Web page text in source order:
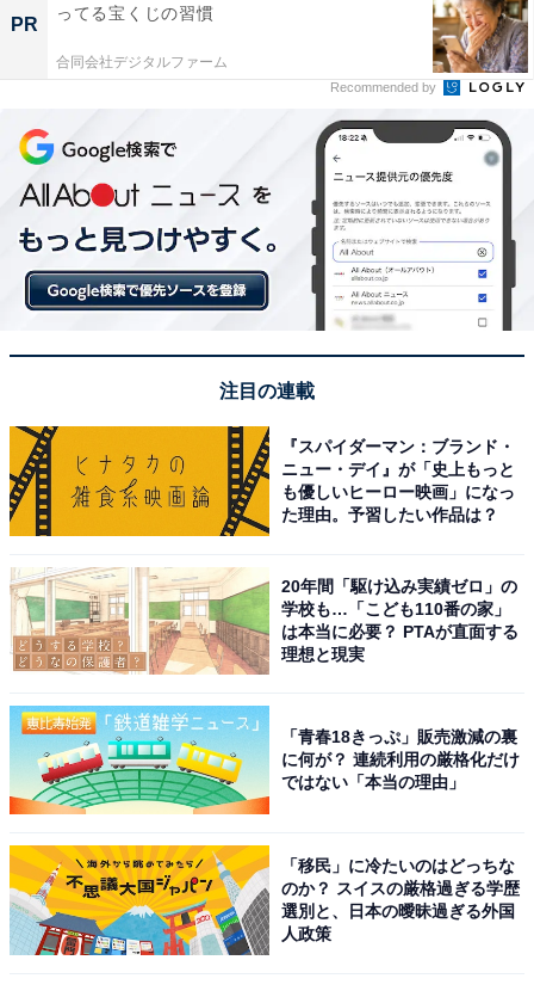
テイクアウトの場合は、モンスターボールの模様が描か
れた特製容器と袋で商品を提供。店内飲食と同じくフィ
ギュアもランダムで付きます。以下3種類のラインナッ
プです。
・「ポケ盛牛丼セット」 生野菜サラダ、フィギュア付
き 540円（税込）
・「ポケ盛キッズ牛丼セット」 ジュース、フィギュア
付き 486円（税込）
ア付き 486円（税込）
PR
ってる宝くじの習慣
合同会社デジタルファーム
Recommended by
注目の連載
『スパイダーマン：ブランド・
ニュー・デイ』が「史上もっと
も優しいヒーロー映画」になっ
た理由。予習したい作品は？
20年間「駆け込み実績ゼロ」の
学校も…「こども110番の家」
は本当に必要？ PTAが直面する
理想と現実
「青春18きっぷ」販売激減の裏
に何が？ 連続利用の厳格化だけ
ではない「本当の理由」
「移民」に冷たいのはどっちな
のか？ スイスの厳格過ぎる学歴
選別と、日本の曖昧過ぎる外国
人政策